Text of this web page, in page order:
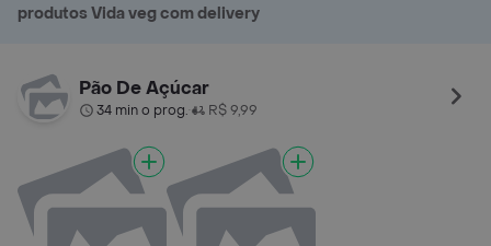
produtos Vida veg com delivery
Pão De Açúcar
34 min o prog.• R$ 9,99